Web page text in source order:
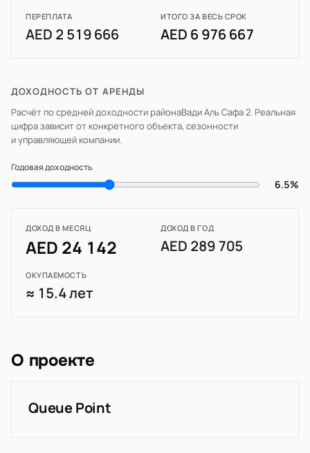
ПЕРЕПЛАТА
AED 2 519 666
ИТОГО ЗА ВЕСЬ СРОК
AED 6 976 667
ДОХОДНОСТЬ ОТ АРЕНДЫ
Расчёт по средней доходности районаВади Аль Сафа 2. Реальная
цифра зависит от конкретного объекта, сезонности
и управляющей компании.
Годовая доходность
6.5%
ДОХОД В МЕСЯЦ
AED 24 142
ДОХОД В ГОД
AED 289 705
ОКУПАЕМОСТЬ
≈ 15.4 лет
О проекте
Queue Point